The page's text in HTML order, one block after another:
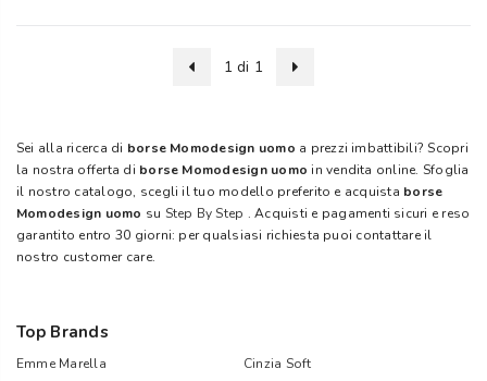
1 di 1
Sei alla ricerca di borse Momodesign uomo a prezzi imbattibili? Scopri
la nostra offerta di borse Momodesign uomo in vendita online. Sfoglia
il nostro catalogo, scegli il tuo modello preferito e acquista borse
Momodesign uomo su Step By Step . Acquisti e pagamenti sicuri e reso
garantito entro 30 giorni: per qualsiasi richiesta puoi contattare il
nostro customer care.
Top Brands
Emme Marella
Cinzia Soft